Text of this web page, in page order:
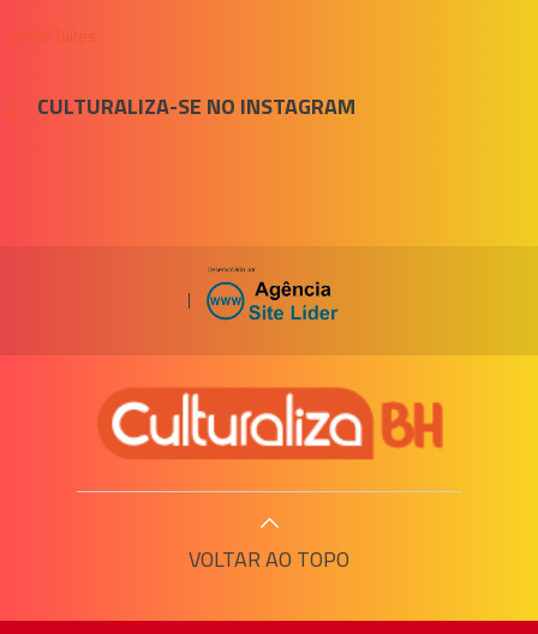
Meus Tuítes
CULTURALIZA-SE NO INSTAGRAM
|
VOLTAR AO TOPO